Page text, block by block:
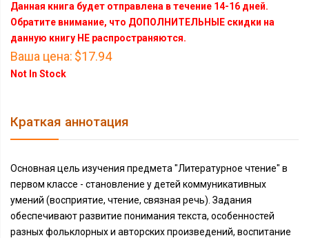
Данная книга будет отправлена в течение 14-16 дней.
Обратите внимание, что ДОПОЛНИТЕЛЬНЫЕ скидки на
данную книгу НЕ распространяются.
Ваша цена: $17.94
Not In Stock
Краткая аннотация
Основная цель изучения предмета "Литературное чтение" в
первом классе - становление у детей коммуникативных
умений (восприятие, чтение, связная речь). Задания
обеспечивают развитие понимания текста, особенностей
разных фольклорных и авторских произведений, воспитание